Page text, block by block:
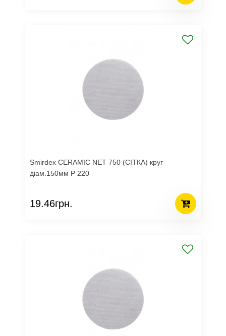
Smirdex CERAMIC NET 750 (СІТКА) круг
діам.150мм Р 220
19.46грн.